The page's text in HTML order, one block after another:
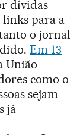
dívidas
links para a
o jornal
Em 13
União
como o
sejam
já